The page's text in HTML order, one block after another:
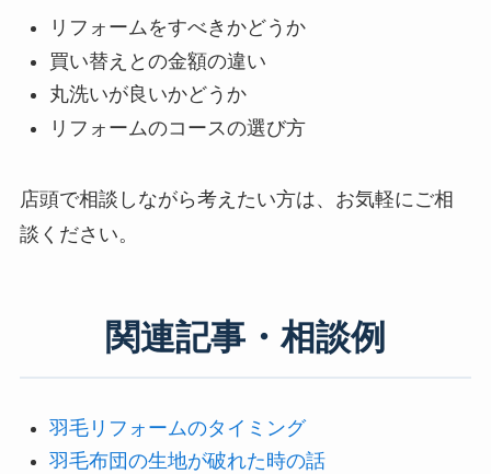
リフォームをすべきかどうか
買い替えとの金額の違い
丸洗いが良いかどうか
リフォームのコースの選び方
店頭で相談しながら考えたい方は、お気軽にご相
談ください。
関連記事・相談例
羽毛リフォームのタイミング
羽毛布団の生地が破れた時の話